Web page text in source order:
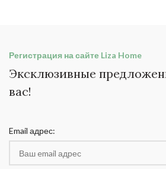
Регистрация на сайте Liza Home
Эксклюзивные
вас!
Email адрес: